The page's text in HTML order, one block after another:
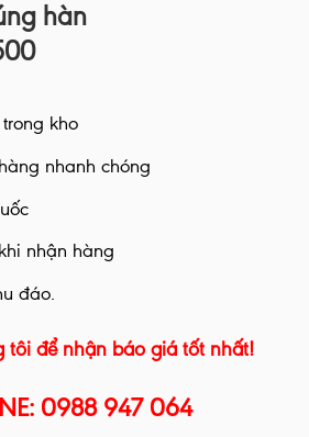
hàn
kho
nhanh chóng
nhận hàng
đáo.
tôi để nhận báo giá tốt nhất!
0988 947 064